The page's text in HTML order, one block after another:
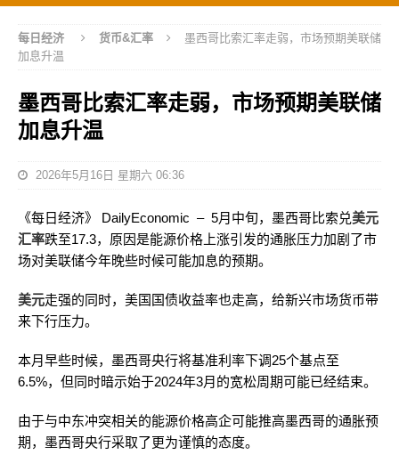
每日经济 货币&汇率
墨西哥比索汇率走弱，市场预期美联储
加息升温
墨西哥比索汇率走弱，市场预期美联储
加息升温
2026年5月16日 星期六 06:36
《每日经济》 DailyEconomic – 5月中旬，墨西哥比索兑美元
汇率跌至17.3，原因是能源价格上涨引发的通胀压力加剧了市
场对美联储今年晚些时候可能加息的预期。
美元走强的同时，美国国债收益率也走高，给新兴市场货币带
来下行压力。
本月早些时候，墨西哥央行将基准利率下调25个基点至
6.5%，但同时暗示始于2024年3月的宽松周期可能已经结束。
由于与中东冲突相关的能源价格高企可能推高墨西哥的通胀预
期，墨西哥央行采取了更为谨慎的态度。